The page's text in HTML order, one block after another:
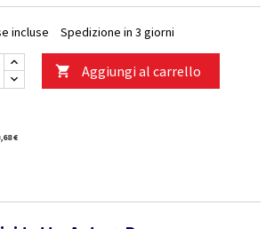
incluse Spedizione in 3 giorni
 Aggiungi al carrello
€